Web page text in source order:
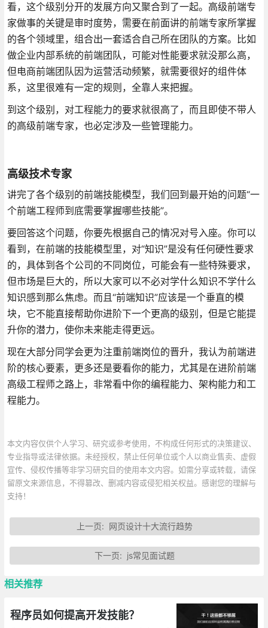
看，这个级别分开的发展方向又聚合到了一起。高级前端专
家做事的关键是审时度势，需要在前面讲的前端专家所掌握
的各个领域里，组合出一套适合自己所在团队的方案。比如
做企业内部系统的前端团队，可能对性能要求就没那么高，
但电商前端团队因为运营活动频繁，就需要很好的组件体
系，这里很难有一定的规则，全靠人来把握。
到这个级别，对工程能力的要求就很高了，而且即使不带人
的高级前端专家，也必定涉及一些管理能力。
高级技术专家
讲完了各个级别的前端技能模型，我们回到最开始的问题“一
个前端工程师到底需要掌握哪些技能”。
要回答这个问题，你要先根据自己的情况对号入座。你可以
看到，在前端的技能模型里，对“知识”是没有任何硬性要求
的，具体到各个公司的不同岗位，可能会有一些特殊要求，
但市场是巨大的，所以大家可以不必对学什么知识不学什么
知识感到那么焦虑。而且“前端知识”应该是一个垂直的模
块，它不能直接帮助你进阶下一个更高的级别，但是它能提
升你的潜力，使你未来能走得更远。
现在大部分同学会更为注重前端岗位的晋升，我认为前端进
阶的核心要素，更多还是要看你的能力，尤其是在进阶前端
高级工程师之路上，非常看中你的编程能力、架构能力和工
程能力。
本文内容仅供个人学习、研究或参考使用，不构成任何形式的决策建议、
专业指导或法律依据。未经授权，禁止任何单位或个人以商业售卖、虚假
宣传、侵权传播等非学习研究目的使用本文内容。如需分享或转载，请保
留原文来源信息，不得篡改、删减内容或侵犯相关权益。感谢您的理解与
支持！
上一页: 网页设计十大流行趋势
下一页: js常见面试题
相关推荐
程序员如何提高开发技能？